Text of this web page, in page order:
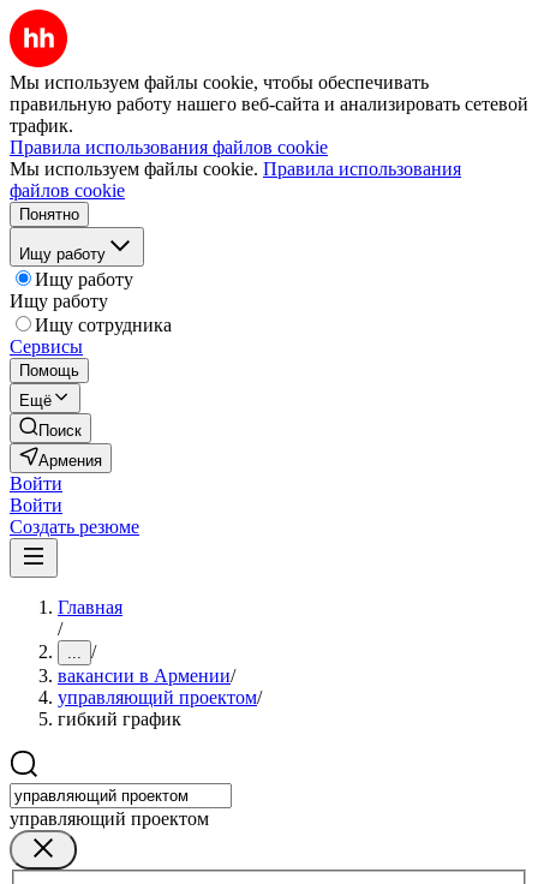
Мы используем файлы cookie, чтобы обеспечивать
правильную работу нашего веб-сайта и анализировать сетевой
трафик.
Правила использования файлов cookie
Мы используем файлы cookie. Правила использования
файлов cookie
Понятно
Ищу работу
Ищу работу
Ищу работу
Ищу сотрудника
Сервисы
Помощь
Ещё
Поиск
Армения
Войти
Войти
Создать резюме
Главная
/
... /
вакансии в Армении/
управляющий проектом/
гибкий график
управляющий проектом